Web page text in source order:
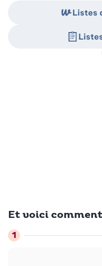
Et voici
Listes